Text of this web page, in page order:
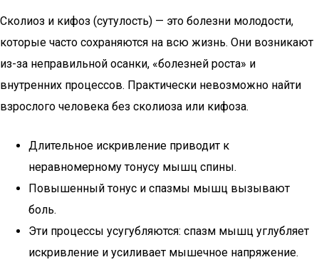
Сколиоз и кифоз (сутулость) — это болезни молодости,
которые часто сохраняются на всю жизнь. Они возникают
из-за неправильной осанки, «болезней роста» и
внутренних процессов. Практически невозможно найти
взрослого человека без сколиоза или кифоза.
Длительное искривление приводит к
неравномерному тонусу мышц спины.
Повышенный тонус и спазмы мышц вызывают
боль.
Эти процессы усугубляются: спазм мышц углубляет
искривление и усиливает мышечное напряжение.